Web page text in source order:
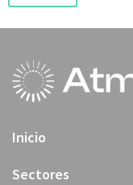
Inicio
Sectores